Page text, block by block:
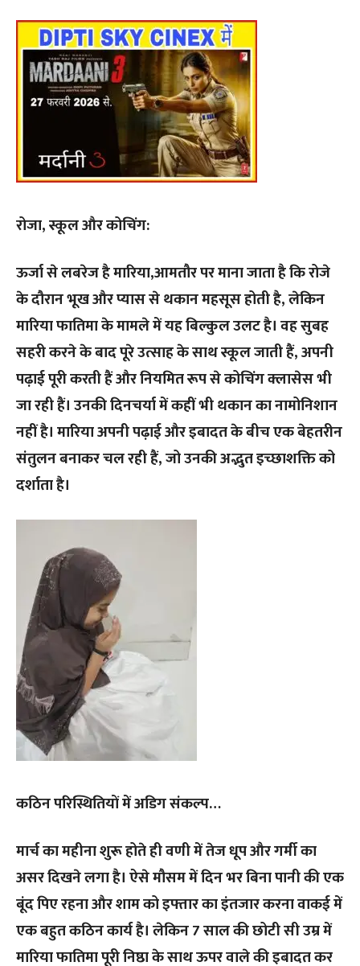
रोजा, स्कूल और कोचिंग:
ऊर्जा से लबरेज है मारिया,आमतौर पर माना जाता है कि रोजे
के दौरान भूख और प्यास से थकान महसूस होती है, लेकिन
मारिया फातिमा के मामले में यह बिल्कुल उलट है। वह सुबह
सहरी करने के बाद पूरे उत्साह के साथ स्कूल जाती हैं, अपनी
पढ़ाई पूरी करती हैं और नियमित रूप से कोचिंग क्लासेस भी
जा रही हैं। उनकी दिनचर्या में कहीं भी थकान का नामोनिशान
नहीं है। मारिया अपनी पढ़ाई और इबादत के बीच एक बेहतरीन
संतुलन बनाकर चल रही हैं, जो उनकी अद्भुत इच्छाशक्ति को
दर्शाता है।
कठिन परिस्थितियों में अडिग संकल्प…
मार्च का महीना शुरू होते ही वणी में तेज धूप और गर्मी का
असर दिखने लगा है। ऐसे मौसम में दिन भर बिना पानी की एक
बूंद पिए रहना और शाम को इफ्तार का इंतजार करना वाकई में
एक बहुत कठिन कार्य है। लेकिन 7 साल की छोटी सी उम्र में
मारिया फातिमा पूरी निष्ठा के साथ ऊपर वाले की इबादत कर